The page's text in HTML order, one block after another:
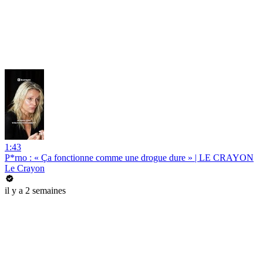
1:43
P*rno : « Ça fonctionne comme une drogue dure » | LE CRAYON
Le Crayon
il y a 2 semaines